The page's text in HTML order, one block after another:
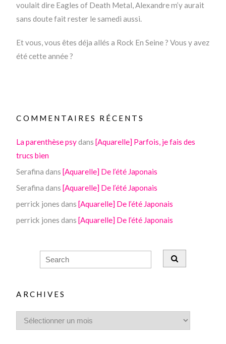
voulait dire Eagles of Death Metal, Alexandre m’y aurait
sans doute fait rester le samedi aussi.
Et vous, vous êtes déja allés a Rock En Seine ? Vous y avez
été cette année ?
COMMENTAIRES RÉCENTS
La parenthèse psydans[Aquarelle] Parfois, je fais des
trucs bien
Serafina dans[Aquarelle] De l’été Japonais
Serafina dans[Aquarelle] De l’été Japonais
perrick jones dans[Aquarelle] De l’été Japonais
perrick jones dans[Aquarelle] De l’été Japonais
ARCHIVES